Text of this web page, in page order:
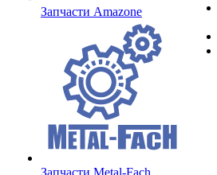
Запчасти Amazone
Запчасти Metal-Fach